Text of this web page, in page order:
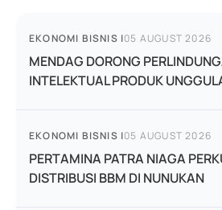
EKONOMI BISNIS |05 AUGUST 2026
MENDAG DORONG
INTELEKTUAL PRODUK
EKONOMI BISNIS |05 AUGUST 2026
PERTAMINA PATRA NIAGA
DISTRIBUSI BBM DI NUNUKAN